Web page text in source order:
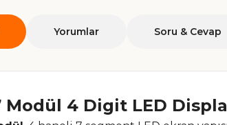
Yorumlar Soru & Cevap
Modül 4 Digit LED